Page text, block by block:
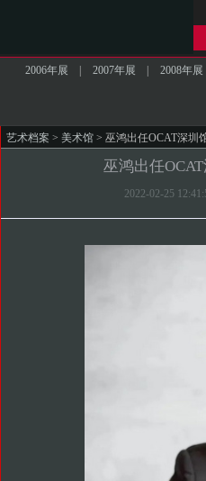
2006年展 2007年展 2008年展
艺术档案 > 美术馆 > 巫鸿出任OCAT深圳
巫鸿出任
2022-02-25